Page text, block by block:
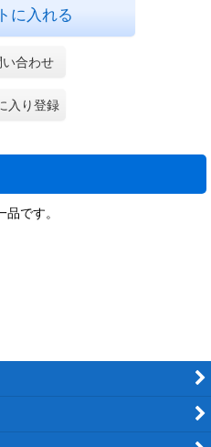
に入れる
い合わせ
入り登録
です。